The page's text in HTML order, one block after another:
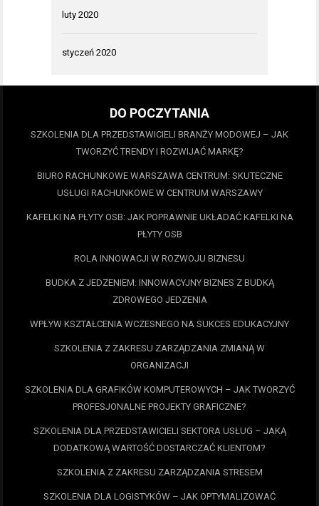
luty 2020
styczeń 2020
DO POCZYTANIA
SZKOLENIA DLA PRZEDSTAWICIELI BRANŻY MODOWEJ – JAK
TWORZYĆ TRENDY I ROZWIJAĆ MARKĘ?
BIURO RACHUNKOWE WARSZAWA CENTRUM: SKUTECZNE
USŁUGI RACHUNKOWE W CENTRUM WARSZAWY
KAFELKI NA PŁYTY OSB: JAK POPRAWNIE UKŁADAĆ KAFELKI NA
PŁYTY OSB
ROLA INNOWACJI W ROZWOJU BIZNESU
BUDKA Z JEDZENIEM: INNOWACYJNY BIZNES Z BUDKĄ
ZDROWEGO JEDZENIA
WPŁYW KSZTAŁCENIA WCZESNEGO NA SUKCES EDUKACYJNY
SZKOLENIA Z ZAKRESU ZARZĄDZANIA ZMIANĄ W
ORGANIZACJI
SZKOLENIA DLA GRAFIKÓW KOMPUTEROWYCH – JAK TWORZYĆ
PROFESJONALNE PROJEKTY GRAFICZNE?
SZKOLENIA DLA PRZEDSTAWICIELI SEKTORA USŁUG – JAKĄ
DODATKOWĄ WARTOŚĆ DOSTARCZAĆ KLIENTOM?
SZKOLENIA Z ZAKRESU ZARZĄDZANIA STRESEM
SZKOLENIA DLA LOGISTYKÓW – JAK OPTYMALIZOWAĆ